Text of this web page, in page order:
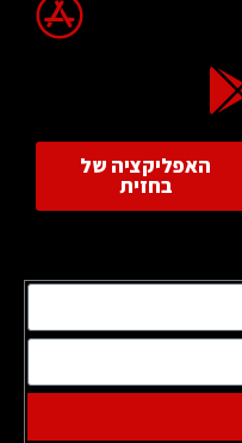
האפליקציה של
בחזית